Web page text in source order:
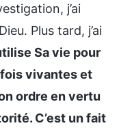
j’ai
Plus tard, j’ai
Sa vie pour
vivantes et
ordre en vertu
C’est un fait